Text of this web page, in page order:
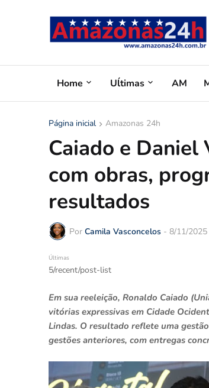
Home Uĺtimas AM
Página inicial Amazonas 24h
Caiado e
com obras,
resultados
Por Camila Vasconcelos - 8/11/2025
Últimas
5/recent/post-list
Em sua reeleição, Ronaldo Caiado
vitórias expressivas em Cidade
Lindas. O resultado reflete uma
gestões anteriores, com entregas